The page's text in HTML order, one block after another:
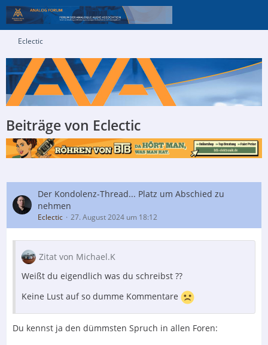
Eclectic
Beiträge von Eclectic
Der Kondolenz-Thread... Platz um Abschied zu
nehmen
Eclectic 27. August 2024 um 18:12
Zitat von Michael.K
Weißt du eigendlich was du schreibst ??
Keine Lust auf so dumme Kommentare
Du kennst ja den dümmsten Spruch in allen Foren: